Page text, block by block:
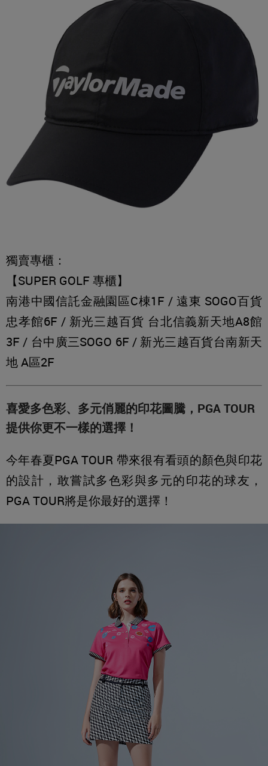
獨賣專櫃：
【SUPER GOLF 專櫃】
南港中國信託金融園區C棟1F / 遠東 SOGO百貨
忠孝館6F / 新光三越百貨 台北信義新天地A8館
3F / 台中廣三SOGO 6F / 新光三越百貨台南新天
地 A區2F
喜愛多色彩、多元俏麗的印花圖騰，PGA TOUR
提供你更不一樣的選擇！
今年春夏PGA TOUR 帶來很有看頭的顏色與印花
的設計，敢嘗試多色彩與多元的印花的球友，
PGA TOUR將是你最好的選擇！